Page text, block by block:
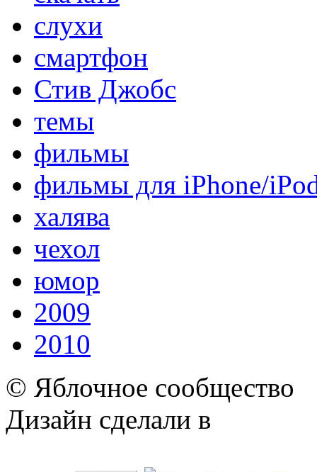
слухи
смартфон
Стив Джобс
темы
фильмы
фильмы для iPhone/
халява
чехол
юмор
2009
2010
© Яблочное сообщество
Дизайн сделали в